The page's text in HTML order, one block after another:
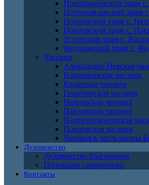
Преображенский храм
Петропавловский храм
Покровский храм с.
Покровский храм с.
Успенский храм с.
Федоровский храм с.
Часовни
Александро-Невская
Владимирская часовня
Казанская часовня
Георгиевская часовня
Никольская часовня
Павловская часовня
Пантелеимоновская
Покровская часовня
Часовня в честь иконы
Духовенство
Духовенство благочиния
Почившие священники
Контакты